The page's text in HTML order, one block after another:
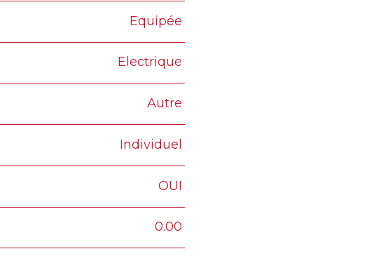
Equipée
Electrique
Autre
Individuel
OUI
0.00